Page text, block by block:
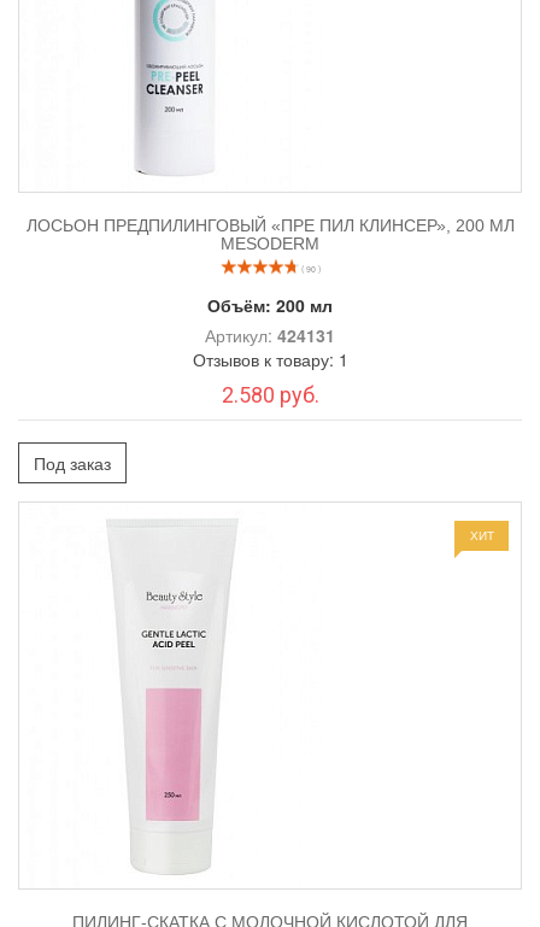
ЛОСЬОН ПРЕДПИЛИНГОВЫЙ «ПРЕ ПИЛ КЛИНСЕР», 200 МЛ
MESODERM
( 90 )
Объём: 200 мл
Артикул: 424131
Отзывов к товару: 1
2.580 руб.
Под заказ
ХИТ
ПИЛИНГ-СКАТКА С МОЛОЧНОЙ КИСЛОТОЙ ДЛЯ